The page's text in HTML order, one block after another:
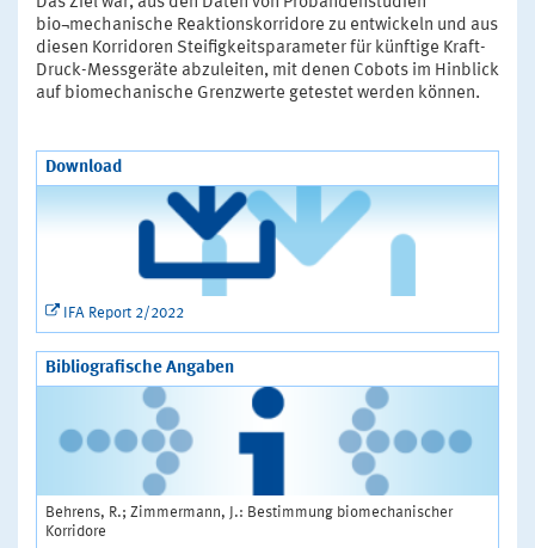
bio¬mechanische Reaktionskorridore zu entwickeln und aus
diesen Korridoren Steifigkeitsparameter für künftige Kraft-
Druck-Messgeräte abzuleiten, mit denen Cobots im Hinblick
auf biomechanische Grenzwerte getestet werden können.
Download
IFA Report 2/2022
Bibliografische Angaben
Behrens, R.; Zimmermann, J.: Bestimmung biomechanischer
Korridore